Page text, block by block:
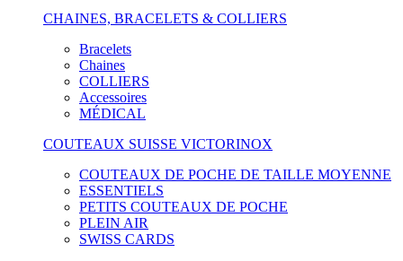
CHAINES, BRACELETS & COLLIERS
Bracelets
Chaines
COLLIERS
Accessoires
MÉDICAL
COUTEAUX SUISSE VICTORINOX
COUTEAUX DE POCHE DE TAILLE MOYENNE
ESSENTIELS
PETITS COUTEAUX DE POCHE
PLEIN AIR
SWISS CARDS